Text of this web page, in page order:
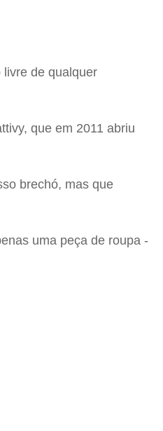
de qualquer
que em 2011 abriu
brechó, mas que
uma peça de roupa -